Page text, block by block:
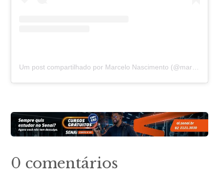
Um post compartilhado por Marcelo Nascimento (@marcelonascimento.13)
0 comentários